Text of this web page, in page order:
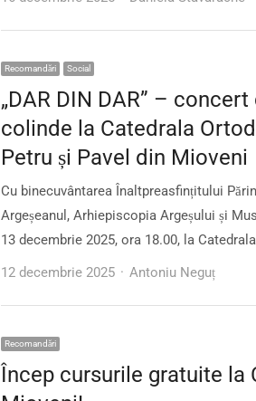
Recomandări Social
„DAR DIN DAR” –
colinde la Catedrala
Petru și Pavel din Mioveni
Cu binecuvântarea Înaltpreasfințitului
Argeșeanul, Arhiepiscopia Argeșului și
13 decembrie 2025, ora 18.00, la
12 decembrie 2025
Author
Antoniu Neguț
Recomandări
Încep cursurile gratuite la